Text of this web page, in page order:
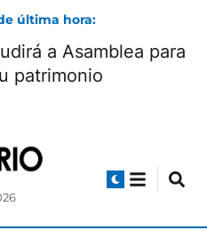
última hora:
a Asamblea para
patrimonio